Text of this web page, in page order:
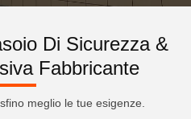
Di Sicurezza &
Fabbricante
meglio le tue esigenze.